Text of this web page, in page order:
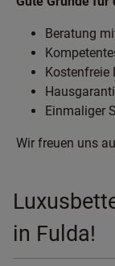
Beratung
Kostenfreie
Einmaliger
Wir freuen uns
in Fulda!